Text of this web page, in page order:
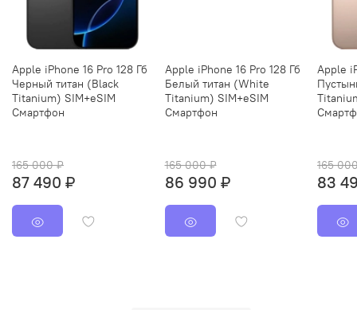
Apple iPhone 16 Pro 128 Гб
Черный титан (Black
Titanium) SIM+eSIM
Смартфон
165 000 ₽
87 490 ₽
Apple iPhone 16 Pro 128 Гб
Белый титан (White
Titanium) SIM+eSIM
Смартфон
165 000 ₽
86 990 ₽
Apple
165
83